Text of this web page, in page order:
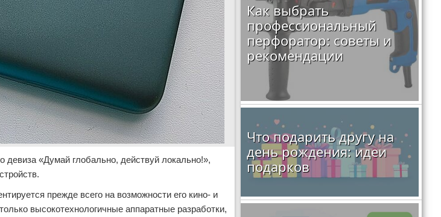
«Думай глобально, действуй локально!»,
прежде всего на возможности его кино- и
высокотехнологичные аппаратные разработки,
Как выбрать
профессиональный
перфоратор: советы и
рекомендации
Что подарить другу на
день рождения: идеи
подарков